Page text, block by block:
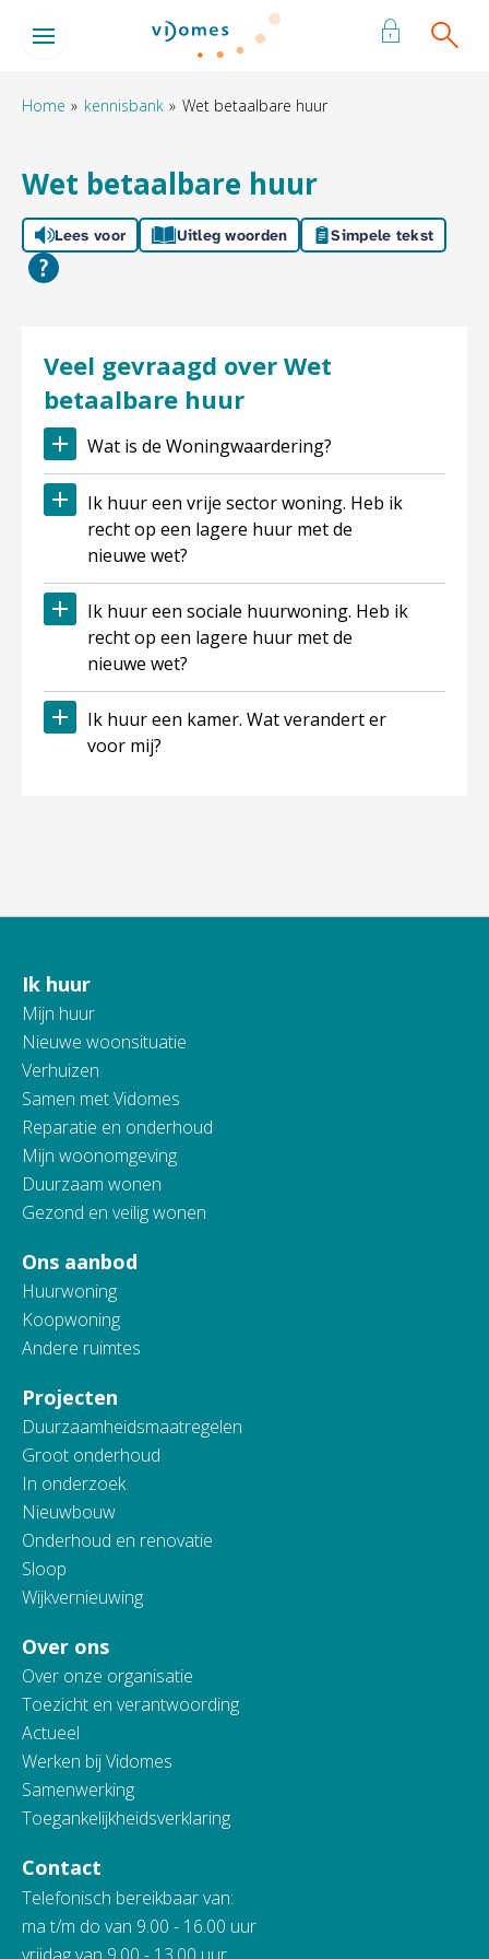
Naar hoofdinhoud
Naar hoofdnavigatiemenu
Naar zoeken
Naar de homepage
Ga naar Hoofd
Home kennisbank Wet betaalbare huur
Wet betaalbare huur
Lees voor Uitleg woorden Simpele tekst
Veel gevraagd over Wet
betaalbare huur
Wat is de Woningwaardering?
Ik huur een vrije sector woning. Heb ik
recht op een lagere huur met de
nieuwe wet?
Ik huur een sociale huurwoning. Heb ik
recht op een lagere huur met de
nieuwe wet?
Ik huur een kamer. Wat verandert er
voor mij?
Contactinformatie
Ik huur
Mijn huur
Nieuwe woonsituatie
Verhuizen
Samen met Vidomes
Reparatie en onderhoud
Mijn woonomgeving
Duurzaam wonen
Gezond en veilig wonen
Ons aanbod
Huurwoning
Koopwoning
Andere ruimtes
Projecten
Duurzaamheidsmaatregelen
Groot onderhoud
In onderzoek
Nieuwbouw
Onderhoud en renovatie
Sloop
Wijkvernieuwing
Over ons
Over onze organisatie
Toezicht en verantwoording
Actueel
Werken bij Vidomes
Samenwerking
Toegankelijkheidsverklaring
Contact
Telefonisch bereikbaar van:
ma t/m do van 9.00 - 16.00 uur
vrijdag van 9.00 - 13.00 uur